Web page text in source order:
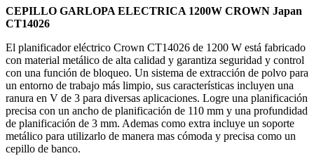
CEPILLO GARLOPA ELECTRICA 1200W CROWN Japan
CT14026
El planificador eléctrico Crown CT14026 de 1200 W está fabricado
con material metálico de alta calidad y garantiza seguridad y control
con una función de bloqueo. Un sistema de extracción de polvo para
un entorno de trabajo más limpio, sus características incluyen una
ranura en V de 3 para diversas aplicaciones. Logre una planificación
precisa con un ancho de planificación de 110 mm y una profundidad
de planificación de 3 mm. Ademas como extra incluye un soporte
metálico para utilizarlo de manera mas cómoda y precisa como un
cepillo de banco.